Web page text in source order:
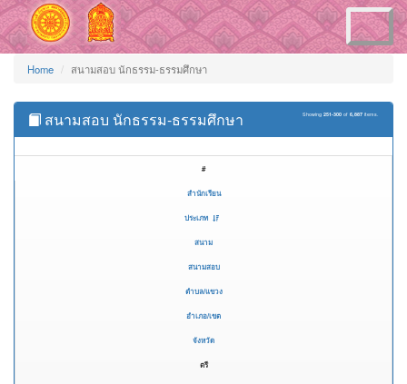
Toggle
navigation
Home สนามสอบ นักธรรม-ธรรมศึกษา
Showing 251-300 of 6,887 items.
สนามสอบ นักธรรม-ธรรมศึกษา
#
สำนักเรียน
ประเภท
สนาม
สนามสอบ
ตำบล/แขวง
อำเภอ/เขต
จังหวัด
ตรี